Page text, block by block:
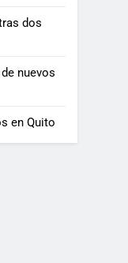
dos
nuevos
en Quito